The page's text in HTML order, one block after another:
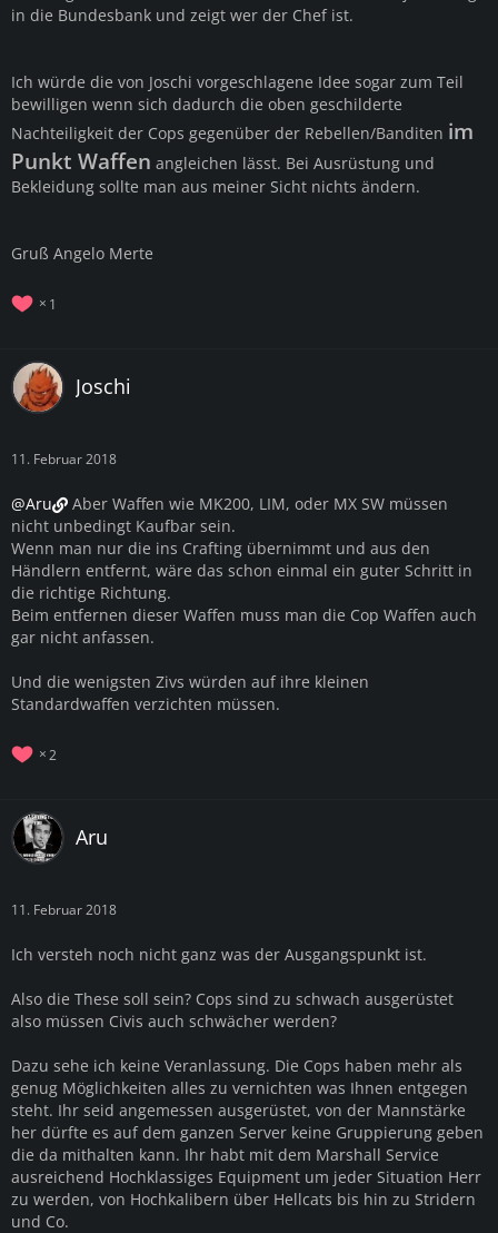
in die Bundesbank und zeigt wer der Chef ist.
Ich würde die von Joschi vorgeschlagene Idee sogar zum Teil
bewilligen wenn sich dadurch die oben geschilderte
Nachteiligkeit der Cops gegenüber der Rebellen/Banditen im
Punkt Waffen angleichen lässt. Bei Ausrüstung und
Bekleidung sollte man aus meiner Sicht nichts ändern.
Gruß Angelo Merte
1
Joschi
11. Februar 2018
@Aru
Aber Waffen wie MK200, LIM, oder MX SW müssen
nicht unbedingt Kaufbar sein.
Wenn man nur die ins Crafting übernimmt und aus den
Händlern entfernt, wäre das schon einmal ein guter Schritt in
die richtige Richtung.
Beim entfernen dieser Waffen muss man die Cop Waffen auch
gar nicht anfassen.
Und die wenigsten Zivs würden auf ihre kleinen
Standardwaffen verzichten müssen.
2
Aru
11. Februar 2018
Ich versteh noch nicht ganz was der Ausgangspunkt ist.
Also die These soll sein? Cops sind zu schwach ausgerüstet
also müssen Civis auch schwächer werden?
Dazu sehe ich keine Veranlassung. Die Cops haben mehr als
genug Möglichkeiten alles zu vernichten was Ihnen entgegen
steht. Ihr seid angemessen ausgerüstet, von der Mannstärke
her dürfte es auf dem ganzen Server keine Gruppierung geben
die da mithalten kann. Ihr habt mit dem Marshall Service
ausreichend Hochklassiges Equipment um jeder Situation Herr
zu werden, von Hochkalibern über Hellcats bis hin zu Stridern
und Co.